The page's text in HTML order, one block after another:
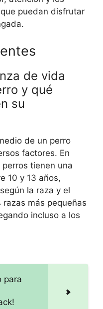
puedan disfrutar
de vida
y qué
su
de un perro
factores. En
tienen una
10 y 13 años,
la raza y el
más pequeñas
incluso a los
para